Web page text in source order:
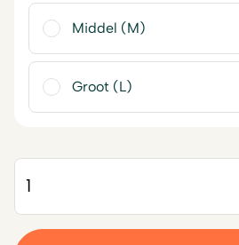
Middel (M)
Groot (L)